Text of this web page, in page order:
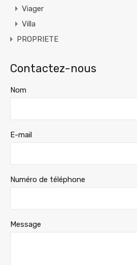
Viager
Villa
PROPRIETE
Contactez-nous
Nom
E-mail
Numéro de téléphone
Message